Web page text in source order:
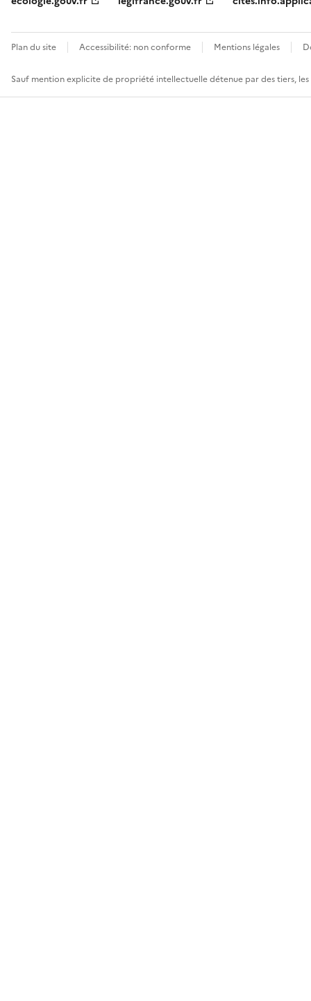
Plan du site Accessibilité: non conforme Mentions légales
Sauf mention explicite de propriété intellectuelle détenue par des tiers,